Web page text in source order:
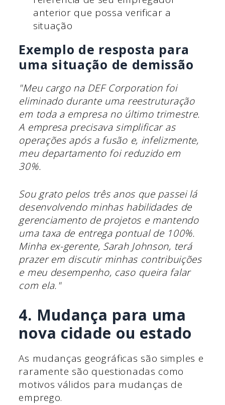
anterior que possa verificar a
situação
Exemplo de resposta para
uma situação de demissão
"Meu cargo na DEF Corporation foi
eliminado durante uma reestruturação
em toda a empresa no último trimestre.
A empresa precisava simplificar as
operações após a fusão e, infelizmente,
meu departamento foi reduzido em
30%.
Sou grato pelos três anos que passei lá
desenvolvendo minhas habilidades de
gerenciamento de projetos e mantendo
uma taxa de entrega pontual de 100%.
Minha ex-gerente, Sarah Johnson, terá
prazer em discutir minhas contribuições
e meu desempenho, caso queira falar
com ela."
4. Mudança para uma
nova cidade ou estado
As mudanças geográficas são simples e
raramente são questionadas como
motivos válidos para mudanças de
emprego.